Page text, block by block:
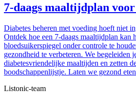
7-daags maaltijdplan
Diabetes beheren met voeding hoeft niet
Ontdek hoe een 7-daags maaltijdplan kan
bloedsuikerspiegel onder controle te
gezondheid te verbeteren. We begeleiden
diabetesvriendelijke maaltijden en zetten
boodschappenlijstje. Laten we gezond
Listonic-team